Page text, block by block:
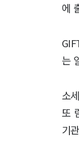
에
는
소
또
기